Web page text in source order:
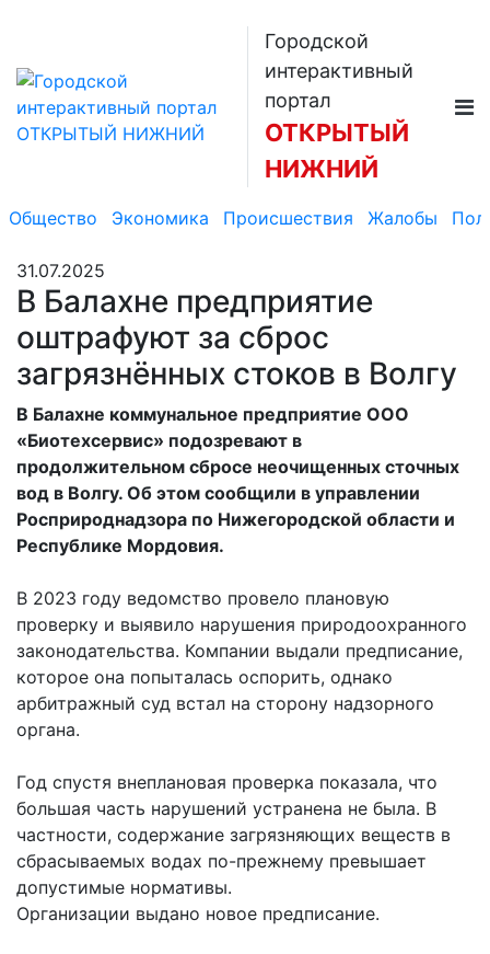
Городской
интерактивный
портал
ОТКРЫТЫЙ
НИЖНИЙ
Общество Экономика Происшествия Жалобы
31.07.2025
В Балахне предприятие
оштрафуют за сброс
загрязнённых стоков в Волгу
В Балахне коммунальное предприятие ООО
«Биотехсервис» подозревают в
продолжительном сбросе неочищенных сточных
вод в Волгу. Об этом сообщили в управлении
Росприроднадзора по Нижегородской области и
Республике Мордовия.
В 2023 году ведомство провело плановую
проверку и выявило нарушения природоохранного
законодательства. Компании выдали предписание,
которое она попыталась оспорить, однако
арбитражный суд встал на сторону надзорного
органа.
Год спустя внеплановая проверка показала, что
большая часть нарушений устранена не была. В
частности, содержание загрязняющих веществ в
сбрасываемых водах по-прежнему превышает
допустимые нормативы.
Организации выдано новое предписание.